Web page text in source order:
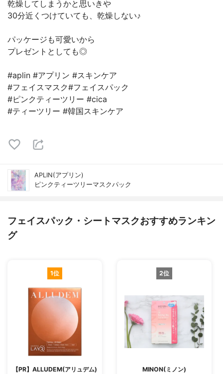
乾燥してしまうかと思いきや
30分近くつけていても、乾燥しない♪
パッケージも可愛いから
プレゼントとしても◎
#aplin #アプリン #スキンケア
#フェイスマスク#フェイスパック
#ピンクティーツリー #cica
#ティーツリー #韓国スキンケア
APLIN(アプリン)
ピンクティーツリーマスクパック
フェイスパック・シートマスクおすすめランキン
グ
1位
【PR】ALLUDEM(アリュデム)
2位
MINON(ミノン)